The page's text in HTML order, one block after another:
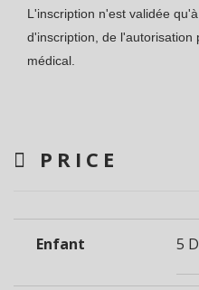
L'inscription n'est validée
d'inscription, de l'autorisation
médical.
PRICE
Enfant 5